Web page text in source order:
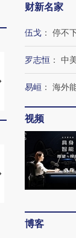
视线｜HYROX的吸金
术：是什么让中产们甘
【推广】走进第四届链
会，让数智科技“链”接产
财新名家
伍戈 ： 停不
罗志恒 ： 中
易峘 ： 海外
视频
博客